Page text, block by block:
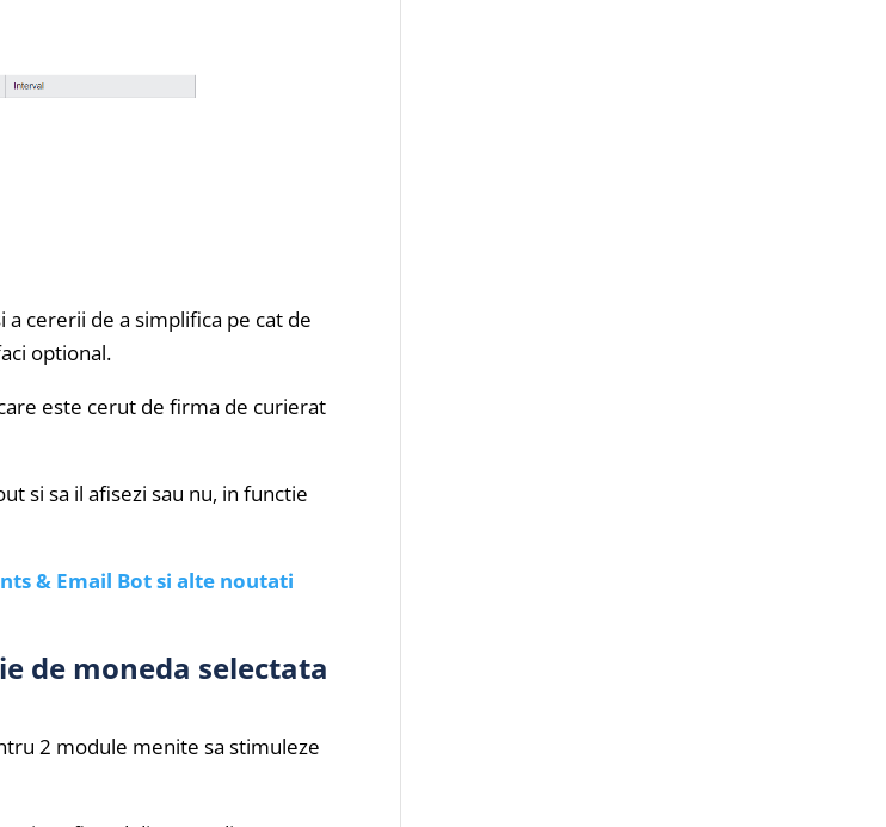
cererii de a simplifica pe cat de
optional.
este cerut de firma de curierat
si sa il afisezi sau nu, in functie
& Email Bot si alte noutati
de moneda selectata
2 module menite sa stimuleze